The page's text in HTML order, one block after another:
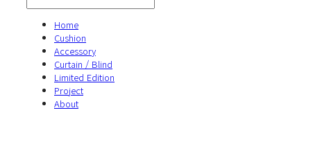
Home
Cushion
Accessory
Curtain / Blind
Limited Edition
Project
About